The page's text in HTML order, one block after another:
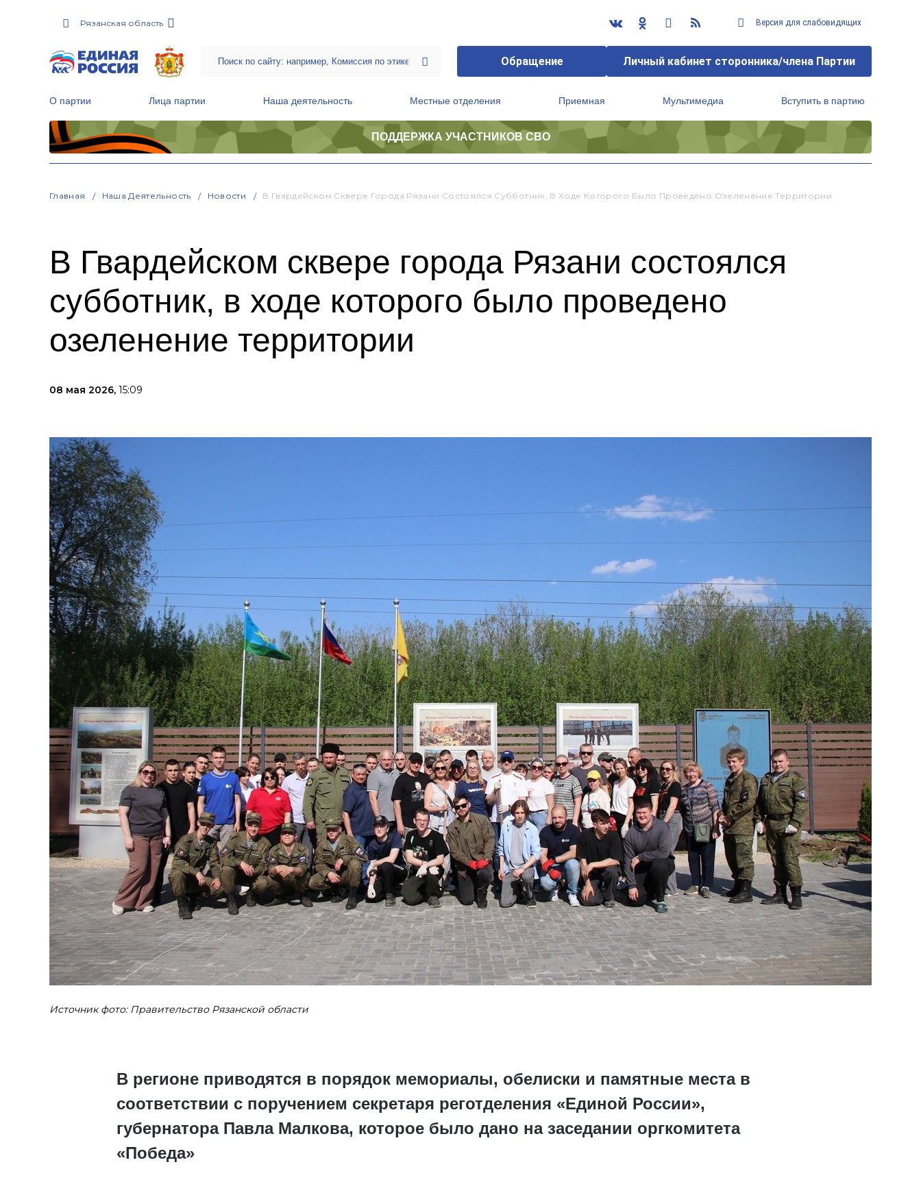
Рязанская область Версия для слабовидящих
Обращение Личный кабинет сторонника/члена Партии
О партии Лица партии Наша деятельность Местные отделения Приемная Мультимедиа Вступить в партию
ПОДДЕРЖКА УЧАСТНИКОВ СВО
Главная Наша Деятельность Новости В Гвардейском Сквере Города Рязани Состоялся Субботник, В Ходе Которого Было Проведено Озеленение Территории
В Гвардейском сквере города Рязани состоялся
субботник, в ходе которого было проведено
озеленение территории
08 мая 2026, 15:09
Источник фото: Правительство Рязанской области
В регионе приводятся в порядок мемориалы, обелиски и памятные места в
соответствии с поручением секретаря реготделения «Единой России»,
губернатора Павла Малкова, которое было дано на заседании оргкомитета
«Победа»